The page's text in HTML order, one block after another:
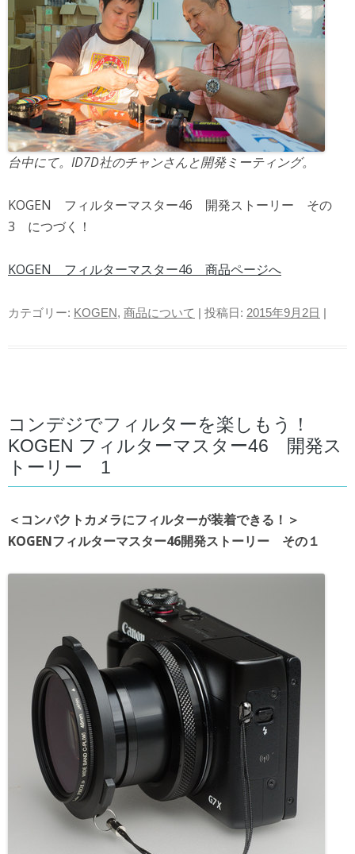
台中にて。ID7D社のチャンさんと開発ミーティング。
KOGEN フィルターマスター46 開発ストーリー その
3 につづく！
KOGEN フィルターマスター46 商品ページへ
カテゴリー: KOGEN, 商品について | 投稿日: 2015年9月2日
コンデジでフィルターを楽しもう！
KOGEN フィルターマスター46 開発ス
トーリー 1
＜コンパクトカメラにフィルターが装着できる！＞
KOGENフィルターマスター46開発ストーリー その１